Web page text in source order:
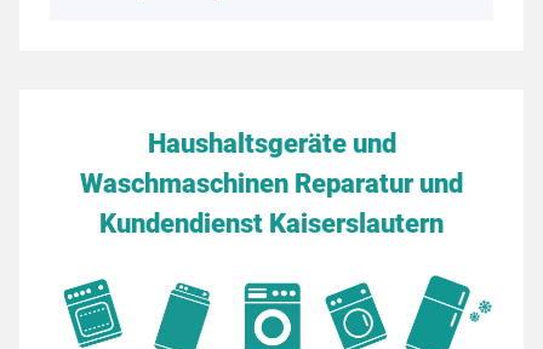
Haushaltsgeräte und
Waschmaschinen Reparatur und
Kundendienst Kaiserslautern